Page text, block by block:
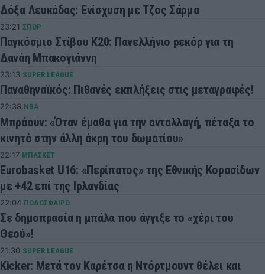
Δόξα Λευκάδας: Ενίσχυση με Τζος Σάρμα
23:21 ΣΠΟΡ
Παγκόσμιο Στίβου Κ20: Πανελλήνιο ρεκόρ για τη
Δανάη Μπακογιάννη
23:13 SUPER LEAGUE
Παναθηναϊκός: Πιθανές εκπλήξεις στις μεταγραφές!
22:38 NBA
Μπράουν: «Όταν έμαθα για την ανταλλαγή, πέταξα το
κινητό στην άλλη άκρη του δωματίου»
22:17 ΜΠΑΣΚΕΤ
Eurobasket U16: «Περίπατος» της Εθνικής Κορασίδων
με +42 επί της Ιρλανδίας
22:04 ΠΟΔΟΣΦΑΙΡΟ
Σε δημοπρασία η μπάλα που άγγιξε το «χέρι του
Θεού»!
21:30 SUPER LEAGUE
Kicker: Μετά τον Καρέτσα η Ντόρτμουντ θέλει και